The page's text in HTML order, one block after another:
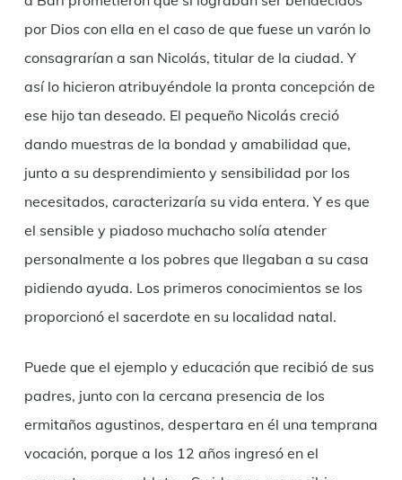
por Dios con ella en el caso de que fuese un varón lo
consagrarían a san Nicolás, titular de la ciudad. Y
así lo hicieron atribuyéndole la pronta concepción de
ese hijo tan deseado. El pequeño Nicolás creció
dando muestras de la bondad y amabilidad que,
junto a su desprendimiento y sensibilidad por los
necesitados, caracterizaría su vida entera. Y es que
el sensible y piadoso muchacho solía atender
personalmente a los pobres que llegaban a su casa
pidiendo ayuda. Los primeros conocimientos se los
proporcionó el sacerdote en su localidad natal.
Puede que el ejemplo y educación que recibió de sus
padres, junto con la cercana presencia de los
ermitaños agustinos, despertara en él una temprana
vocación, porque a los 12 años ingresó en el